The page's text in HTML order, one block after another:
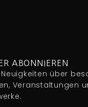
ABONNIEREN
Neuigkeiten über
Veranstaltungen